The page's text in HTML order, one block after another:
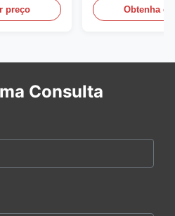
preço
médica / de
Obtenha o
Consulta